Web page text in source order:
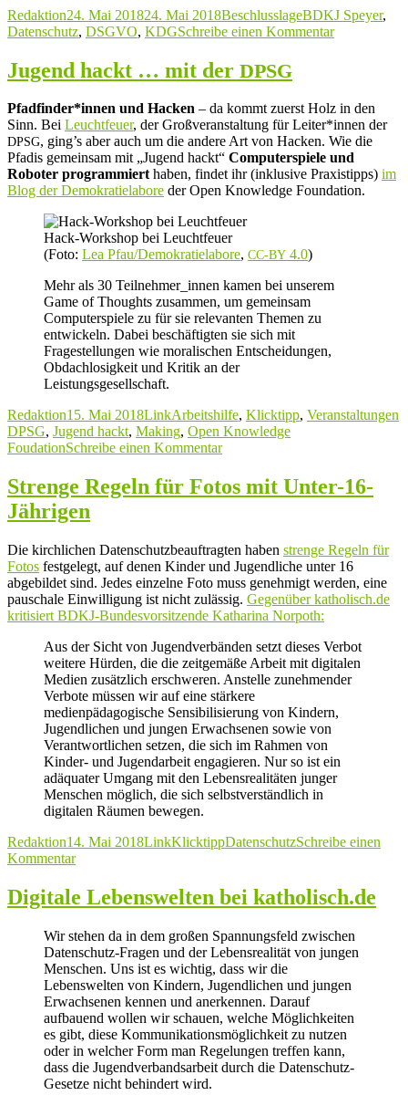
Jugendarbeit
muss
bleiben!“
Autor
RedaktionVeröffentlicht
am
24. Mai 201824. Mai 2018Kategorien
BeschlusslageSchlagwörter
BDKJ Speyer,
Datenschutz, DSGVO, KDGSchreibe einen Kommentarzu
sichtbar
bleiben!
Jugend hackt … mit der DPSG
Pfadfinder*innen und Hacken – da kommt zuerst Holz in den
Sinn. Bei Leuchtfeuer, der Großveranstaltung für Leiter*innen der
DPSG, ging’s aber auch um die andere Art von Hacken. Wie die
Pfadis gemeinsam mit „Jugend hackt“ Computerspiele und
Roboter programmierthaben, findet ihr (inklusive Praxistipps) im
Blog der Demokratielabore der Open Knowledge Foundation.
Hack-Workshop bei Leuchtfeuer
(Foto: Lea Pfau/Demokratielabore, CC-BY 4.0)
Mehr als 30 Teilnehmer_innen kamen bei unserem
Game of Thoughts zusammen, um gemeinsam
Computerspiele zu für sie relevanten Themen zu
entwickeln. Dabei beschäftigten sie sich mit
Fragestellungen wie moralischen Entscheidungen,
Obdachlosigkeit und Kritik an der
Leistungsgesellschaft.
Autor
RedaktionVeröffentlicht
am
15. Mai 2018Format
LinkKategorien
Arbeitshilfe, Klicktipp, Veranstaltungen
DPSG, Jugend hackt, Making, Open Knowledge
FoudationSchreibe einen Kommentarzu
hackt
…
Strenge Regeln für Fotos mit Unter-16-
Jährigen
Die kirchlichen Datenschutzbeauftragten haben strenge Regeln für
Fotos festgelegt, auf denen Kinder und Jugendliche unter 16
abgebildet sind. Jedes einzelne Foto muss genehmigt werden, eine
pauschale Einwilligung ist nicht zulässig. Gegenüber katholisch.de
kritisiert BDKJ-Bundesvorsitzende Katharina Norpoth:
Aus der Sicht von Jugendverbänden setzt dieses Verbot
weitere Hürden, die die zeitgemäße Arbeit mit digitalen
Medien zusätzlich erschweren. Anstelle zunehmender
Verbote müssen wir auf eine stärkere
medienpädagogische Sensibilisierung von Kindern,
Jugendlichen und jungen Erwachsenen sowie von
Verantwortlichen setzen, die sich im Rahmen von
Kinder- und Jugendarbeit engagieren. Nur so ist ein
adäquater Umgang mit den Lebensrealitäten junger
Menschen möglich, die sich selbstverständlich in
digitalen Räumen bewegen.
Autor
RedaktionVeröffentlicht
am
14. Mai 2018Format
LinkKategorien
KlicktippSchlagwörter
DatenschutzSchreibe einen
Kommentarzu
Regeln
für
mit
Unter-
16-
Jährigen
Digitale Lebenswelten bei katholisch.de
Wir stehen da in dem großen Spannungsfeld zwischen
Datenschutz-Fragen und der Lebensrealität von jungen
Menschen. Uns ist es wichtig, dass wir die
Lebenswelten von Kindern, Jugendlichen und jungen
Erwachsenen kennen und anerkennen. Darauf
aufbauend wollen wir schauen, welche Möglichkeiten
es gibt, diese Kommunikationsmöglichkeit zu nutzen
oder in welcher Form man Regelungen treffen kann,
dass die Jugendverbandsarbeit durch die Datenschutz-
Gesetze nicht behindert wird.